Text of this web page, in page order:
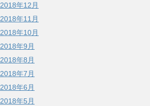
2018年12月
2018年11月
2018年10月
2018年9月
2018年8月
2018年7月
2018年6月
2018年5月